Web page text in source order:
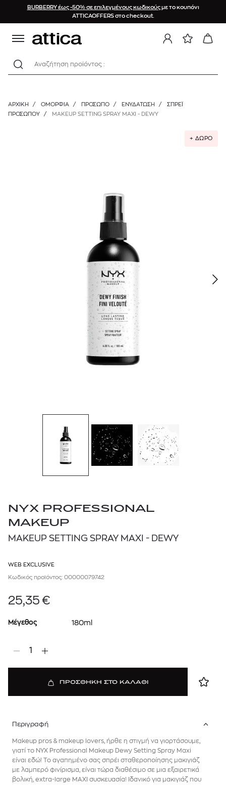
BURBERRY έως -50% σε επιλεγμένους κωδικούςμε το κουπόνι
ATTICAOFFERS στο checkout.
Αναζήτηση προϊόντος :
ΑΡΧΙΚΉ / ΟΜΟΡΦΙΑ / ΠΡΟΣΩΠΟ / ΕΝΥΔΆΤΩΣΗ /
ΣΠΡΈΙ
ΠΡΟΣΏΠΟΥ
/ MAKEUP SETTING SPRAY MAXI - DEWY
+ ΔΩΡΟ
NYX PROFESSIONAL
MAKEUP
MAKEUP SETTING SPRAY MAXI - DEWY
WEB EXCLUSIVE
Κωδικός προϊόντος: 00000079742
25,35 €
Μέγεθος 180ml
1
ΠΡΟΣΘΗΚΗ ΣΤΟ ΚΑΛΑΘΙ
Περιγραφή
Makeup pros & makeup lovers, ήρθε η στιγμή να γιορτάσουμε,
γιατί το NYX Professional Makeup Dewy Setting Spray Maxi
είναι εδώ! Το αγαπημένο σας σπρέι σταθεροποίησης μακιγιάζ
με λαμπερό φινίρισμα, είναι τώρα διαθέσιμο σε μια εξαιρετικά
βολική, extra-large MAXI συσκευασία! Ιδανικό για μακιγιάζ που